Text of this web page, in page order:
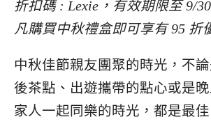
折扣碼 : Lexie，有效期限至 9/30
凡購買中秋禮盒即可享有 95 折
中秋佳節親友團聚的時光，不
後茶點、出遊攜帶的點心或是
家人一起同樂的時光，都是最佳